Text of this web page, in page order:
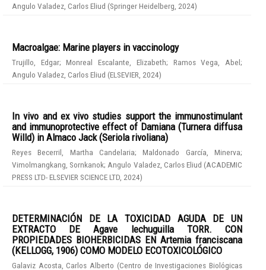
Angulo Valadez, Carlos Eliud (Springer Heidelberg 2024)
Macroalgae: Marine players in vaccinology
Trujillo, Edgar;Monreal Escalante, Elizabeth; Ramos Vega, Abel;
Angulo Valadez, Carlos Eliud (ELSEVIER 2024)
In vivo and ex vivo studies support the immunostimulant
and immunoprotective effect of Damiana (Turnera diffusa
Willd) in Almaco Jack (Seriola rivoliana)
Reyes Becerril, Martha Candelaria;Maldonado García, Minerva;
Vimolmangkang, Sornkanok; Angulo Valadez, Carlos Eliud (ACADEMIC
PRESS LTD- ELSEVIER SCIENCE LTD 2024)
DETERMINACIÓN DE LA TOXICIDAD AGUDA DE UN
EXTRACTO DE Agave lechuguilla TORR. CON
PROPIEDADES BIOHERBICIDAS EN Artemia franciscana
(KELLOGG, 1906) COMO MODELO ECOTOXICOLÓGICO
Galaviz Acosta, Carlos Alberto (Centro de Investigaciones Biológicas